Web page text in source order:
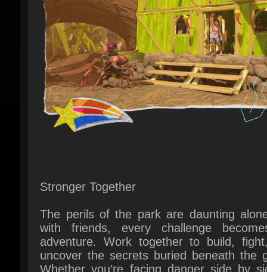
with friends, every challenge
adventure. Work together to build,
uncover the secrets buried beneath the
Whether you’re facing danger side by
continuing your journey in a shared
survival is always better with allies.